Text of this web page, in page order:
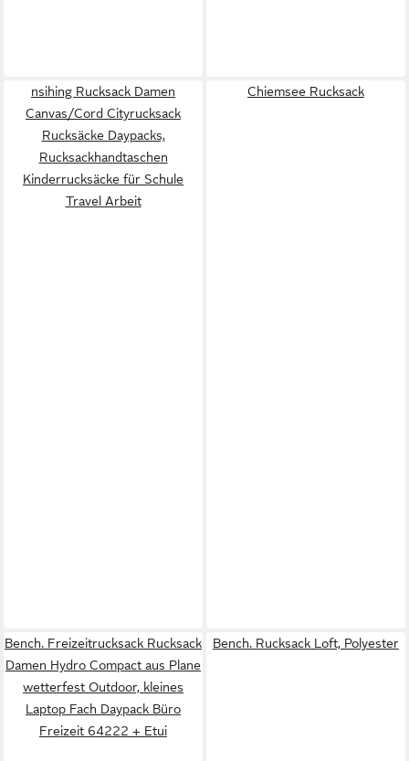
nsihing Rucksack Damen
Canvas/Cord Cityrucksack
Rucksäcke Daypacks,
Rucksackhandtaschen
Kinderrucksäcke für Schule
Travel Arbeit
Chiemsee Rucksack
Bench. Freizeitrucksack Rucksack
Damen Hydro Compact aus Plane
wetterfest Outdoor, kleines
Laptop Fach Daypack Büro
Freizeit 64222 + Etui
Bench. Rucksack Loft, Polyester